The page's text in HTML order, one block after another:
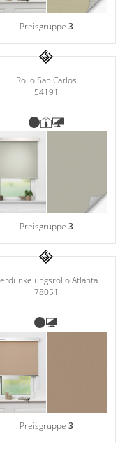
Preisgruppe 3
Rollo San Carlos
54191
Preisgruppe 3
Atlanta
78051
Preisgruppe 3